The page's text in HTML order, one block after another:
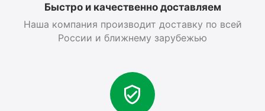
Быстро и качественно доставляем
Наша компания производит доставку по всей
России и ближнему зарубежью